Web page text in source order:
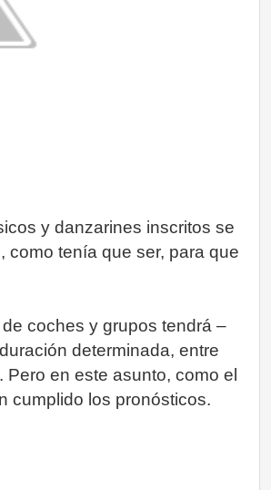
y danzarines inscritos se
como tenía que ser, para que
coches y grupos tendrá –
determinada, entre
en este asunto, como el
cumplido los pronósticos.